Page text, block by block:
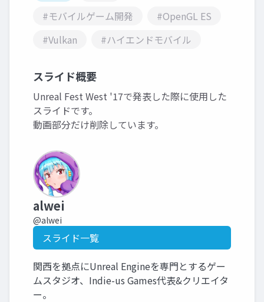
#モバイルゲーム開発
#OpenGL ES
#Vulkan
#ハイエンドモバイル
スライド概要
Unreal Fest West '17で発表した際に使用した
スライドです。
動画部分だけ削除しています。
alwei
@alwei
スライド一覧
関西を拠点にUnreal Engineを専門とするゲー
ムスタジオ、Indie-us Games代表&クリエイタ
ー。